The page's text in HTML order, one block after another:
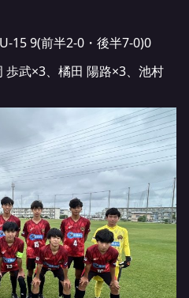
15 9(前半2-0・後半7-0)0
歩武×3、橘田 陽路×3、池村